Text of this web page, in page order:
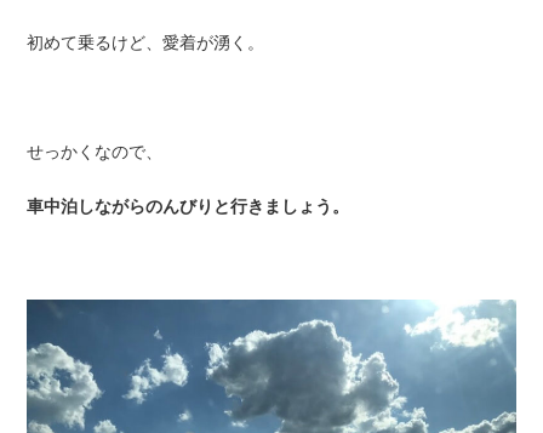
初めて乗るけど、愛着が湧く。
せっかくなので、
車中泊しながらのんびりと行きましょう。